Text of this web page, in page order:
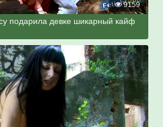
9159
подарила девке шикарный кайф